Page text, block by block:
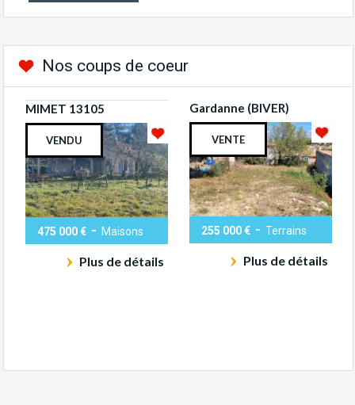
Nos coups de coeur
MIMET 13105
VENDU
475 000 € - Maisons
Plus de détails
Gardanne (BIVER)
VENTE
255 000 € - Terrains
Plus de détails